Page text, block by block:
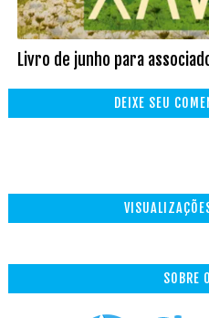
Livro de junho para
DEIXE SEU
SOBRE